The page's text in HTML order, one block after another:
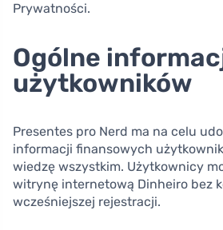
Prywatności.
Ogólne
użytkowników
Presentes pro Nerd ma na celu
informacji finansowych
wiedzę wszystkim. Użytkownicy
witrynę internetową Dinheiro bez
wcześniejszej rejestracji.